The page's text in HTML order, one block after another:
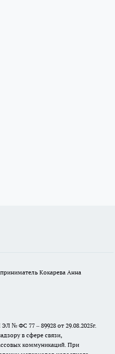
Кокарева Анна
№ ФС 77 – 89928 от 29.08.2025г.
в сфере связи,
коммуникаций. При